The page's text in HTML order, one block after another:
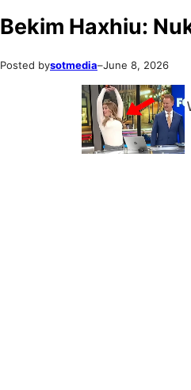
Bekim Haxhiu:
Posted bysotmedia–June 8, 2026